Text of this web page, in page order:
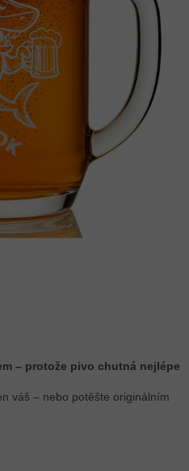
– protože pivo chutná nejlépe
váš – nebo potěšte originálním